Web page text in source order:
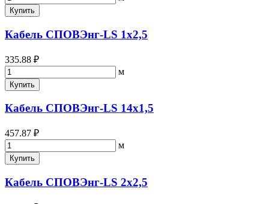
Купить
Кабель СПОВЭнг-LS 1х2,5
335.88 ₽
м
Купить
Кабель СПОВЭнг-LS 14х1,5
457.87 ₽
м
Купить
Кабель СПОВЭнг-LS 2х2,5